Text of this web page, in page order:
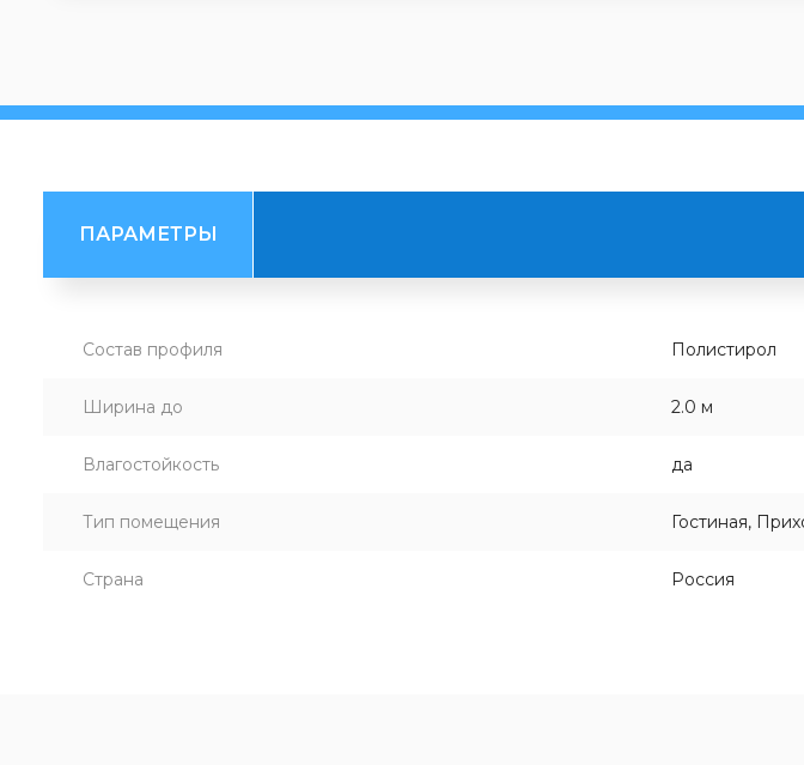
ПАРАМЕТРЫ
Состав профиля Полистирол
Ширина до 2.0 м
Влагостойкость да
Тип помещения Гостиная,
Страна Россия